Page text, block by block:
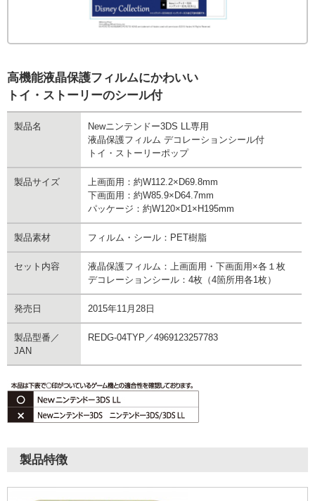
高機能液晶保護フィルムにかわいい
トイ・ストーリーのシール付
製品名
Newニンテンドー3DS LL専用
液晶保護フィルム デコレーションシール付
トイ・ストーリーポップ
製品サイズ
上画面用：約W112.2×D69.8mm
下画面用：約W85.9×D64.7mm
パッケージ：約W120×D1×H195mm
製品素材 フィルム・シール：PET樹脂
セット内容
液晶保護フィルム：上画面用・下画面用×各１枚
デコレーションシール：4枚（4箇所用各1枚）
発売日 2015年11月28日
製品型番／
JAN
REDG-04TYP／4969123257783
製品特徴